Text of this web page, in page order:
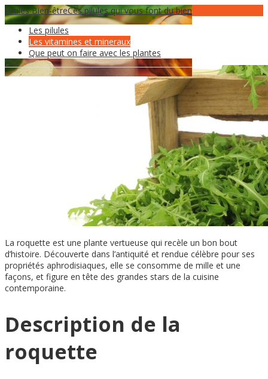
Pilules Bien-êtreCes pilules qui vous font du bien
Les pilules
Les vitamines et mineraux
Que peut on faire avec les plantes
06 Juin
La Roquette
La roquette est une plante vertueuse qui recèle un bon bout
d’histoire. Découverte dans l’antiquité et rendue célèbre pour ses
propriétés aphrodisiaques, elle se consomme de mille et une
façons, et figure en tête des grandes stars de la cuisine
contemporaine.
Description de la
roquette